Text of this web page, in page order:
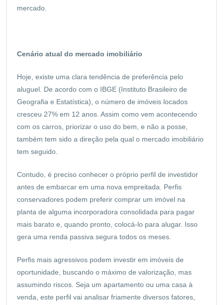
mercado.
Cenário atual do mercado imobiliário
Hoje, existe uma clara tendência de preferência pelo
aluguel. De acordo com o IBGE (Instituto Brasileiro de
Geografia e Estatística), o número de imóveis locados
cresceu 27% em 12 anos. Assim como vem acontecendo
com os carros, priorizar o uso do bem, e não a posse,
também tem sido a direção pela qual o mercado imobiliário
tem seguido.
Contudo, é preciso conhecer o próprio perfil de investidor
antes de embarcar em uma nova empreitada. Perfis
conservadores podem preferir comprar um imóvel na
planta de alguma incorporadora consolidada para pagar
mais barato e, quando pronto, colocá-lo para alugar. Isso
gera uma renda passiva segura todos os meses.
Perfis mais agressivos podem investir em imóveis de
oportunidade, buscando o máximo de valorização, mas
assumindo riscos. Seja um apartamento ou uma casa à
venda , este perfil vai analisar friamente diversos fatores,